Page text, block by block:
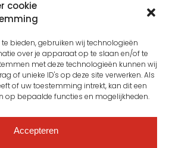
cookie
bieden, gebruiken wij technologieën
over je apparaat op te slaan en/of te
met deze technologieën kunnen wij
of unieke ID's op deze site verwerken. Als
of uw toestemming intrekt, kan dit een
op bepaalde functies en mogelijkheden.
Accepteren
Juli
16.00